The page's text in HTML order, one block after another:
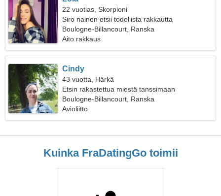
22 vuotias, Skorpioni
Siro nainen etsii todellista rakkautta
Boulogne-Billancourt, Ranska
Aito rakkaus
Cindy
43 vuotta, Härkä
Etsin rakastettua miestä tanssimaan
Boulogne-Billancourt, Ranska
Avioliitto
Kuinka FraDatingGo toimii